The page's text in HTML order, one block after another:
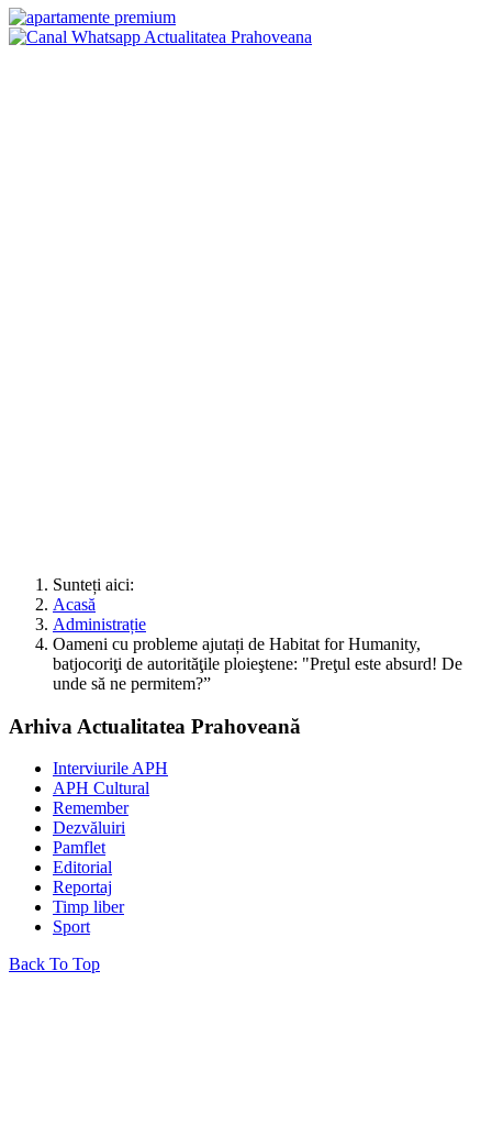
Sunteți aici:
Acasă
Administrație
Oameni cu probleme ajutați de Habitat for Humanity,
batjocoriţi de autorităţile ploieştene: "Preţul este absurd! De
unde să ne permitem?”
Arhiva Actualitatea Prahoveană
Interviurile APH
APH Cultural
Remember
Dezvăluiri
Pamflet
Editorial
Reportaj
Timp liber
Sport
Back To Top